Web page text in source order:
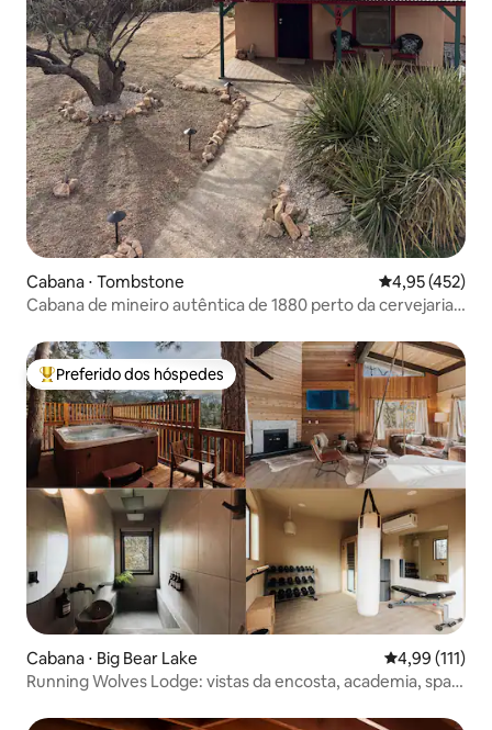
Cabana ⋅ Tombstone 4,95 de uma
4,95 (452)
Cabana de mineiro autêntica de 1880 perto da cervejaria
Entre os melhores preferidos dos hóspedes
Preferido dos hóspedes
Cabana ⋅ Big Bear Lake 4,99 de uma
4,99 (111)
Running Wolves Lodge: vistas da encosta, academia, spa,